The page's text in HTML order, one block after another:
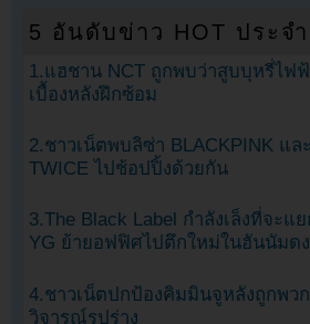
5 อันดับข่าว HOT ประจ
1.แฮชาน NCT ถูกพบว่าสูบบุหรี่ไฟ
เบื้องหลังฝึกซ้อม
2.ชาวเน็ตพบลิซ่า BLACKPINK แล
TWICE ไปช้อปปิ้งด้วยกัน
3.The Black Label กำลังเล็งที่จะแ
YG ย้ายอฟฟิศไปตึกใหม่ในฮันนัมดง
4.ชาวเน็ตปกป้องคิมมินจูหลังถูกพวก
วิจารณ์รูปร่าง